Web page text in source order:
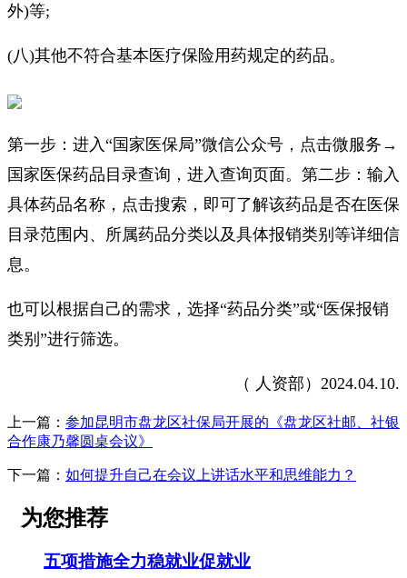
外)等;
(八)其他不符合基本医疗保险用药规定的药品。
第一步：进入“国家医保局”微信公众号，点击微服务→
国家医保药品目录查询，进入查询页面。 第二步：输入
具体药品名称，点击搜索，即可了解该药品是否在医保
目录范围内、所属药品分类以及具体报销类别等详细信
息。
也可以根据自己的需求，选择“药品分类”或“医保报销
类别”进行筛选。
（ 人资部）2024.04.10.
上一篇： 参加昆明市盘龙区社保局开展的《盘龙区社邮、社银
合作康乃馨圆桌会议》
下一篇： 如何提升自己在会议上讲话水平和思维能力？
为您推荐
五项措施全力稳就业促就业